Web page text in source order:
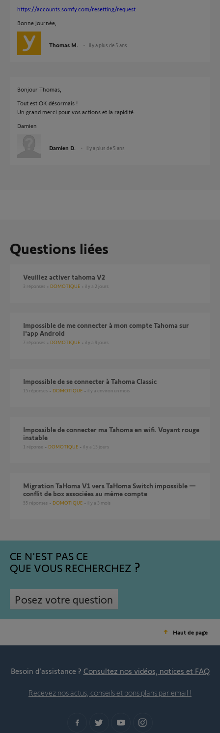
https://accounts.somfy.com/resetting/request
Bonne journée,
Thomas M. il y a plus de 5 ans
Bonjour Thomas,
Tout est OK désormais !
Un grand merci pour vos actions et la rapidité.
Damien
Damien D. il y a plus de 5 ans
Questions liées
Veuillez activer tahoma V2
3 réponses DOMOTIQUE il y a 2 jours
Impossible de me connecter à mon compte Tahoma sur
l'app Android
7 réponses DOMOTIQUE il y a 9 jours
Impossible de se connecter à Tahoma Classic
15 réponses DOMOTIQUE il y a environ un mois
Impossible de connecter ma Tahoma en wifi. Voyant rouge
instable
1 réponse DOMOTIQUE il y a 15 jours
Migration TaHoma V1 vers TaHoma Switch impossible —
conflit de box associées au même compte
55 réponses DOMOTIQUE il y a 3 mois
CE N'EST PAS CE
QUE VOUS RECHERCHEZ
Posez votre question
Haut de page
Besoin d’assistance ? Consultez nos vidéos, notices et FAQ
Recevez nos actus, conseils et bons plans par email !